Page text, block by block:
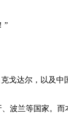
”
戈达尔，以及
波兰等国家。